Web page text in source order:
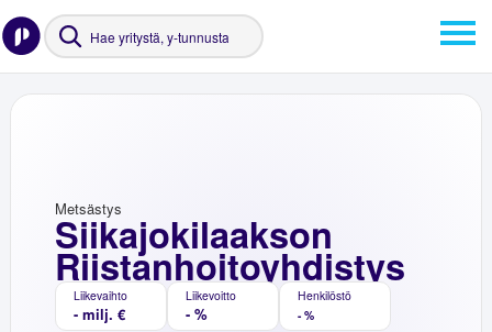
Siikajokilaakson
Riistanhoitoyhdistys
Metsästys
Liikevaihto
- milj. €
Liikevoitto
- %
Henkilöstö
- %